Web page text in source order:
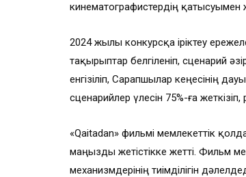
кинематографистердің қатысуымен
2024 жылы конкурсқа іріктеу
тақырыптар белгіленіп, сценарий
енгізіліп, Сарапшылар кеңесінің
сценарийлер үлесін 75%-ға
«Qaitadan» фильмі мемлекеттік
маңызды жетістікке жетті. Фильм
механизмдерінің тиімділігін